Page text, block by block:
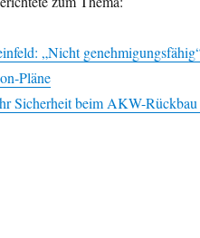
„Nicht
Pläne
Sicherheit beim AKW-